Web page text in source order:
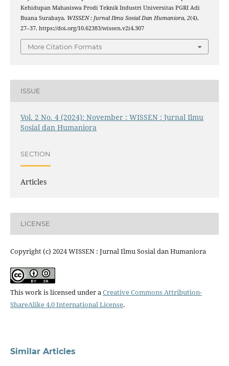
Kehidupan Mahasiswa Prodi Teknik Industri Universitas PGRI Adi
Buana Surabaya. WISSEN : Jurnal Ilmu Sosial Dan Humaniora, 2(4),
27–37. https://doi.org/10.62383/wissen.v2i4.307
More Citation Formats
ISSUE
Vol. 2 No. 4 (2024): November : WISSEN : Jurnal Ilmu
Sosial dan Humaniora
SECTION
Articles
LICENSE
Copyright (c) 2024 WISSEN : Jurnal Ilmu Sosial dan Humaniora
This work is licensed under aCreative Commons Attribution-
ShareAlike 4.0 International License.
Similar Articles